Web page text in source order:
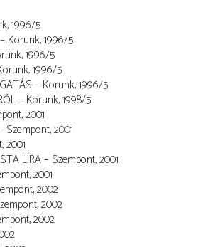
1996/5
Korunk, 1996/5
1996/5
1996/5
– Korunk, 1996/5
– Korunk, 1998/5
2001
Szempont, 2001
2001
LÍRA – Szempont, 2001
2001
2002
2002
2002